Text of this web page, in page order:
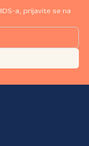
a, prijavite se na